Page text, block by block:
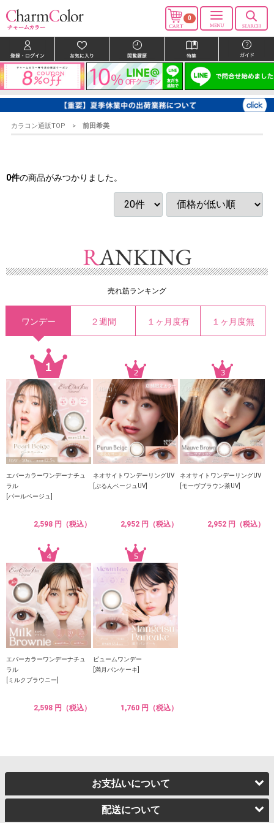
0
カラコン通販TOP 前田希美
0件の商品がみつかりました。
売れ筋ランキング
ワンデー ２週間 １ヶ月度有 １ヶ月度無
エバーカラーワンデーナチュ
ラル
[パールベージュ]
2,598 円（税込）
ネオサイトワンデーリングUV
[ぷるんベージュUV]
2,952 円（税込）
ネオサイトワンデーリングUV
[モーヴブラウン茶UV]
2,952 円（税込）
エバーカラーワンデーナチュ
ラル
[ミルクブラウニー]
2,598 円（税込）
ビュームワンデー
[満月パンケーキ]
1,760 円（税込）
お支払いについて
配送について